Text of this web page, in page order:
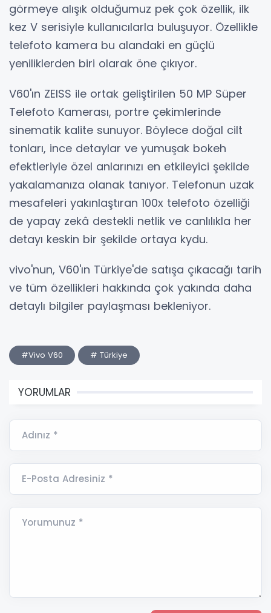
görmeye alışık olduğumuz pek çok özellik, ilk
kez V serisiyle kullanıcılarla buluşuyor. Özellikle
telefoto kamera bu alandaki en güçlü
yeniliklerden biri olarak öne çıkıyor.
V60'ın ZEISS ile ortak geliştirilen 50 MP Süper
Telefoto Kamerası, portre çekimlerinde
sinematik kalite sunuyor. Böylece doğal cilt
tonları, ince detaylar ve yumuşak bokeh
efektleriyle özel anlarınızı en etkileyici şekilde
yakalamanıza olanak tanıyor. Telefonun uzak
mesafeleri yakınlaştıran 100x telefoto özelliği
de yapay zekâ destekli netlik ve canlılıkla her
detayı keskin bir şekilde ortaya kydu.
vivo'nun, V60'ın Türkiye'de satışa çıkacağı tarih
ve tüm özellikleri hakkında çok yakında daha
detaylı bilgiler paylaşması bekleniyor.
#Vivo V60 # Türkiye
YORUMLAR
Adınız *
E-Posta Adresiniz *
Yorumunuz *